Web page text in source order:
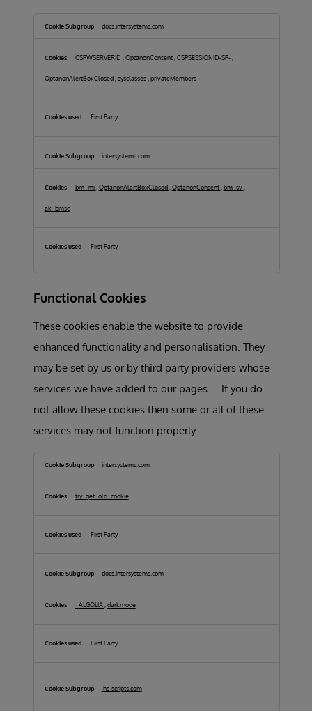
Necessary
docs.intersystems.com
CSPWSERVERID OptanonConsent CSPSESSIONID-SP-
OptanonAlertBoxClosed sysclasses privateMembers
First Party
intersystems.com
bm_mi OptanonAlertBoxClosed OptanonConsent bm_sv
ak_bmsc
First Party
Functional Cookies
These cookies enable the website to provide
enhanced functionality and personalisation. They
may be set by us or by third party providers whose
services we have added to our pages. If you do
not allow these cookies then some or all of these
services may not function properly.
Cookies
intersystems.com
try_get_old_cookie
First Party
docs.intersystems.com
_ALGOLIA darkmode
First Party
hs-scripts.com